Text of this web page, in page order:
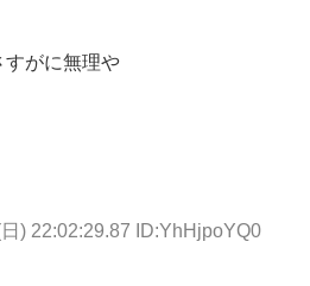
すがに無理や
) 22:02:29.87 ID:YhHjpoYQ0